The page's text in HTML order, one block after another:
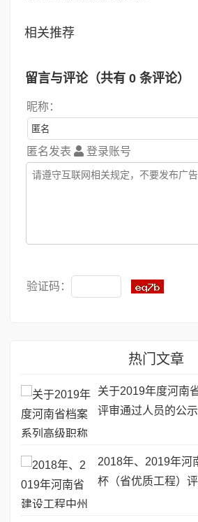
相关推荐
留言与评论（共有 0 条评论）
昵称：
匿名发表 登录账号
验证码：
热门文章
关于2019年度河南
评审通过人员的公示
2018年、2019年河
杯（省优质工程）